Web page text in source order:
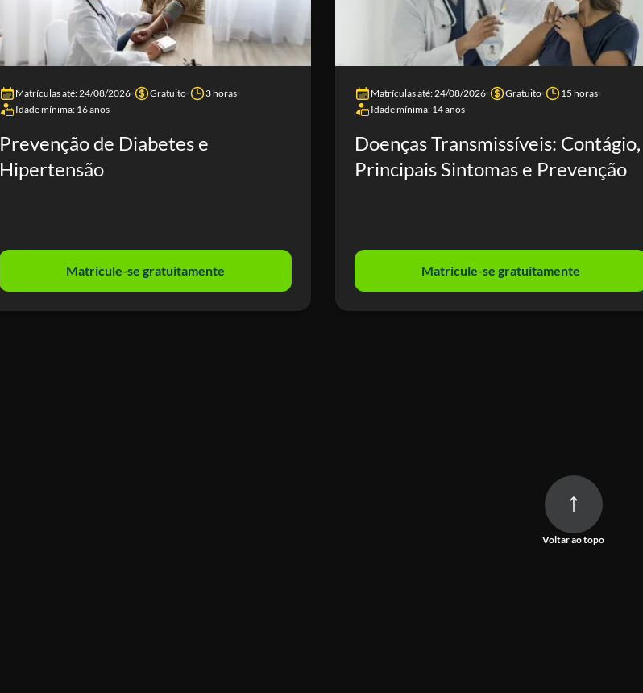
Matrículas até: 24/08/2026 Gratuito
3 horas
Idade mínima: 16 anos
Prevenção de Diabetes e
Hipertensão
Matricule-se gratuitamente
Matrículas até: 24/08/2026 Gratuito
15 horas
Idade mínima: 14 anos
Doenças Transmissíveis: Contágio,
Principais Sintomas e Prevenção
Matricule-se gratuitamente
Voltar ao topo